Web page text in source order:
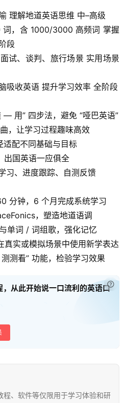
理解地道英语思维 中–高级
，含 1000/3000 高频词 掌握
段
试、谈判、旅行场景 实用场景
吸收英语 提升学习效率 全阶段
用” 四步法，避免 “哑巴英语”
，让学习过程趣味高效
配不同基础与目标
出国英语一应俱全
习、进度跟踪、自测反馈
分钟，6 个月完成系统学习
，塑造地道语调
单词 / 词组歌，强化记忆
真实或模拟场景中使用新学表达
测看” 功能，检验学习效果
从此开始说一口流利的英语口
程、软件等仅限用于学习体验和研